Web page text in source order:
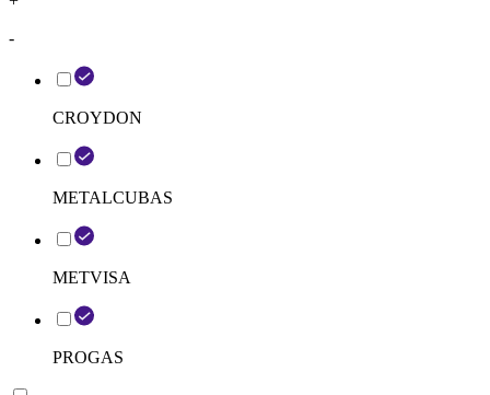
-
CROYDON
METALCUBAS
METVISA
PROGAS